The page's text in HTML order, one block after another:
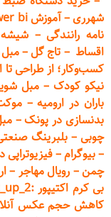
شهرری–آموزش power bi
نامه رانندگی–
اقساط – تاج گل–
کسب‌وکار؛ از طراحی تا
نیکو کودک – مبل
باران در ارومیه–
بدنسازی در پونک–
چوبی – بلبرینگ
–بیوگرام–فیزیوتراپی
چمن– رویال مهاجر –
بی کرم اکتیپور :point_up_2:
کاهش حجم عکس